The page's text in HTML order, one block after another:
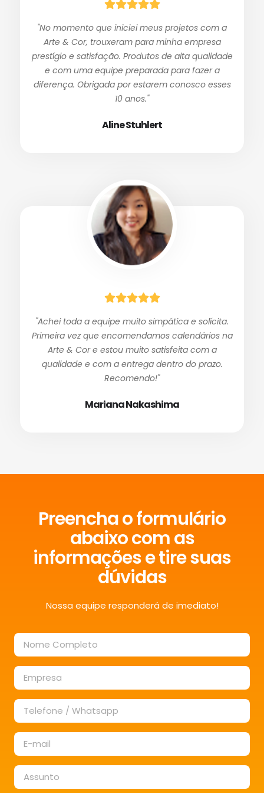
"No momento que iniciei meus projetos com a
Arte & Cor, trouxeram para minha empresa
prestígio e satisfação. Produtos de alta qualidade
e com uma equipe preparada para fazer a
diferença. Obrigada por estarem conosco esses
10 anos."
Aline Stuhlert
"Achei toda a equipe muito simpática e solícita.
Primeira vez que encomendamos calendários na
Arte & Cor e estou muito satisfeita com a
qualidade e com a entrega dentro do prazo.
Recomendo!"
Mariana Nakashima
Preencha o formulário
abaixo com as
informações e tire suas
dúvidas
Nossa equipe responderá de imediato!